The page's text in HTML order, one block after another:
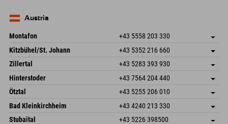
NiemcyAustria
Montafon +43 5558 203 330
Dorfstr. 127b
6793 Gaschurn/Montafon
Austria
Zapisz adres
Informacje o przyjeździe
Książka
Kitzbühel/St. Johann +43 5352 216 660
Speckbacherstraße 87
Austria
Zapisz adres
Książka
Zillertal +43 5283 393 930
Schmiedau 2
6272 Kaltenbach im Zillertal
Austria
Zapisz adres
Informacje o przyjeździe
Książka
Hinterstoder +43 7564 204 440
Freizeitpark 10
Austria
Zapisz adres
Książka
Ötztal +43 5255 206 010
Gscheat 14
6441 Umhausen
Austria
Zapisz adres
Informacje o przyjeździe
Książka
Bad Kleinkirchheim +43 4240 213 330
Dorfstraße 24
Zapisz adres
Stubaital +43 5226 398500